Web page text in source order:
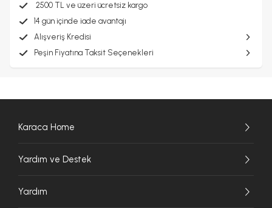
2500 TL ve üzeri ücretsiz kargo
14 gün içinde iade avantajı
Alışveriş Kredisi
Peşin Fiyatına Taksit Seçenekleri
Karaca Home
Yardım ve Destek
Yardım